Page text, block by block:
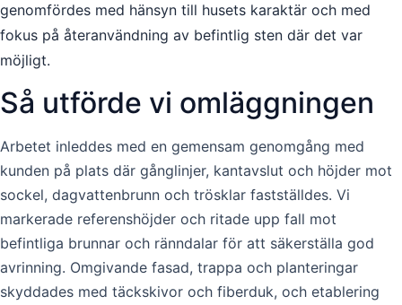
genomfördes med hänsyn till husets karaktär och med
fokus på återanvändning av befintlig sten där det var
möjligt.
Så utförde vi omläggningen
Arbetet inleddes med en gemensam genomgång med
kunden på plats där gånglinjer, kantavslut och höjder mot
sockel, dagvattenbrunn och trösklar fastställdes. Vi
markerade referenshöjder och ritade upp fall mot
befintliga brunnar och ränndalar för att säkerställa god
avrinning. Omgivande fasad, trappa och planteringar
skyddades med täckskivor och fiberduk, och etablering